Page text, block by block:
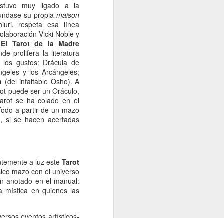
muy ligado a la
su propia maison
respeta esa línea
Vicki Noble y
El Tarot de la Madre
prolifera la literatura
gustos: Drácula de
y los Arcángeles;
(del infaltable Osho). A
puede ser un Oráculo,
se ha colado en el
a partir de un mazo
si se hacen acertadas
a luz este Tarot
mazo con el universo
anotado en el manual:
mística en quienes las